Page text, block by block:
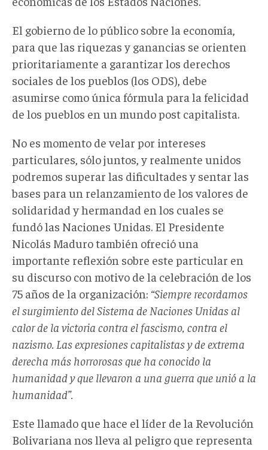
El gobierno de lo público sobre la economía,
para que las riquezas y ganancias se orienten
prioritariamente a garantizar los derechos
sociales de los pueblos (los ODS), debe
asumirse como única fórmula para la felicidad
de los pueblos en un mundo post capitalista.
No es momento de velar por intereses
particulares, sólo juntos, y realmente unidos
podremos superar las dificultades y sentar las
bases para un relanzamiento de los valores de
solidaridad y hermandad en los cuales se
fundó las Naciones Unidas. El Presidente
Nicolás Maduro también ofreció una
importante reflexión sobre este particular en
su discurso con motivo de la celebración de los
75 años de la organización: “Siempre recordamos
el surgimiento del Sistema de Naciones Unidas al
calor de la victoria contra el fascismo, contra el
nazismo. Las expresiones capitalistas y de extrema
derecha más horrorosas que ha conocido la
humanidad y que llevaron a una guerra que unió a la
humanidad”.
Este llamado que hace el líder de la Revolución
Bolivariana nos lleva al peligro que representa